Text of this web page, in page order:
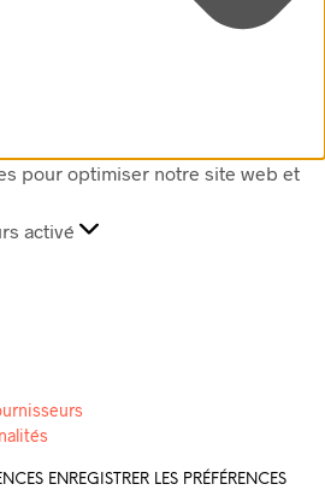
pour optimiser notre site web et
activé
ENREGISTRER LES PRÉFÉRENCES